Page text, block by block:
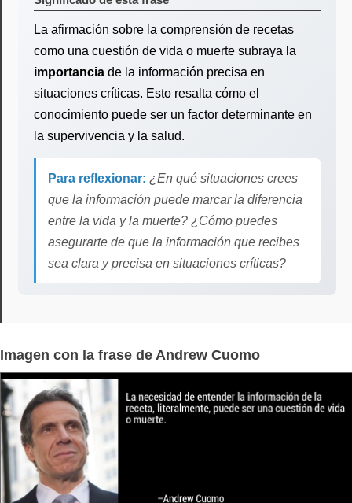
La afirmación sobre la comprensión de recetas
como una cuestión de vida o muerte subraya la
importancia de la información precisa en
situaciones críticas. Esto resalta cómo el
conocimiento puede ser un factor determinante en
la supervivencia y la salud.
Para reflexionar: ¿En qué situaciones crees
que la información puede marcar la diferencia
entre la vida y la muerte? ¿Cómo puedes
asegurarte de que la información que recibes
sea clara y precisa en situaciones críticas?
Imagen con la frase de Andrew Cuomo